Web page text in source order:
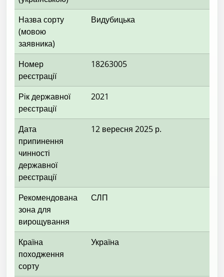
Назва сорту
(мовою
заявника)
Видубицька
Номер
реєстрації
18263005
Рік державної
реєстрації
2021
Дата
припинення
чинності
державної
реєстрації
12 вересня 2025 р.
Рекомендована
зона для
вирощування
СЛП
Країна
походження
сорту
Україна